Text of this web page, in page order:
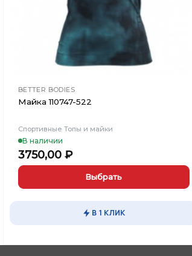
BETTER BODIES
Майка 110747-522
Спортивные Топы и майки
В наличии
3750,00 ₽
Выбрать
вариаций.
В 1 КЛИК